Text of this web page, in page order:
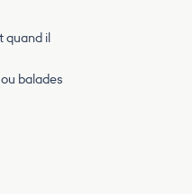
quand il
balades